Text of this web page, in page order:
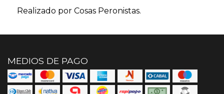
Realizado por Cosas Peronistas.
MEDIOS DE PAGO